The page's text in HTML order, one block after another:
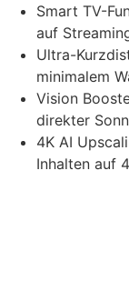
Smart TV-
auf
Ultra-
minimalem
Vision
direkter
4K AI
Inhalten auf